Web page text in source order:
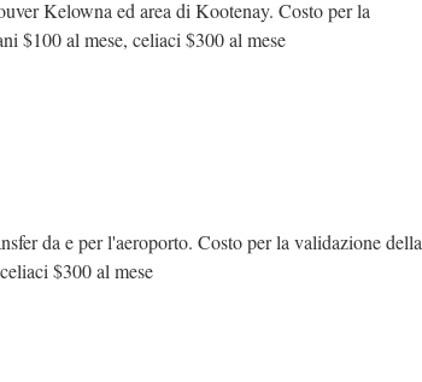
Kelowna ed area di Kootenay. Costo per la
$100 al mese, celiaci $300 al mese
da e per l'aeroporto. Costo per la validazione della
$300 al mese